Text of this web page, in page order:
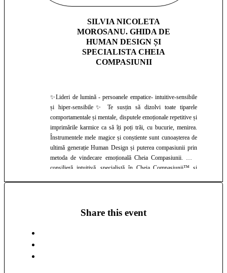
SILVIA NICOLETA
MOROSANU. GHIDA DE
HUMAN DESIGN ȘI
SPECIALISTA CHEIA
COMPASIUNII
✨Lideri de lumină - persoanele empatice- intuitive-sensibile
și hiper-sensibile✨ Te susțin să dizolvi toate tiparele
comportamentale și mentale, disputele emoționale repetitive și
imprimările karmice ca să îți poți trăi, cu bucurie, menirea.
Înstrumentele mele magice și conștiente sunt cunoașterea de
ultimă generație Human Design și puterea compasiunii prin
metoda de vindecare emoțională Cheia Compasiunii. Sunt
consilieră intuitivă, specialistă în Cheia Compasiunii™ și
instrumentele în profunzime, am beneficiat de suport, am
Share this event